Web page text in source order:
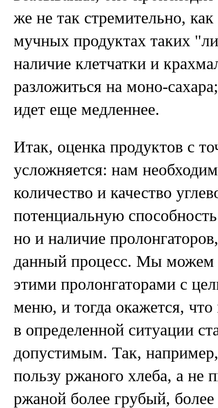
же не так стремительно,
мучных продуктах таких
наличие клетчатки и
разложиться на моно-
идет еще медленнее.
Итак, оценка продуктов с
усложняется: нам
количество и качество
потенциальную
но и наличие
данный процесс. Мы можем
этими пролонгаторами с
меню, и тогда окажется,
в определенной ситуации
допустимым. Так,
пользу ржаного хлеба, а не
ржаной более грубый,